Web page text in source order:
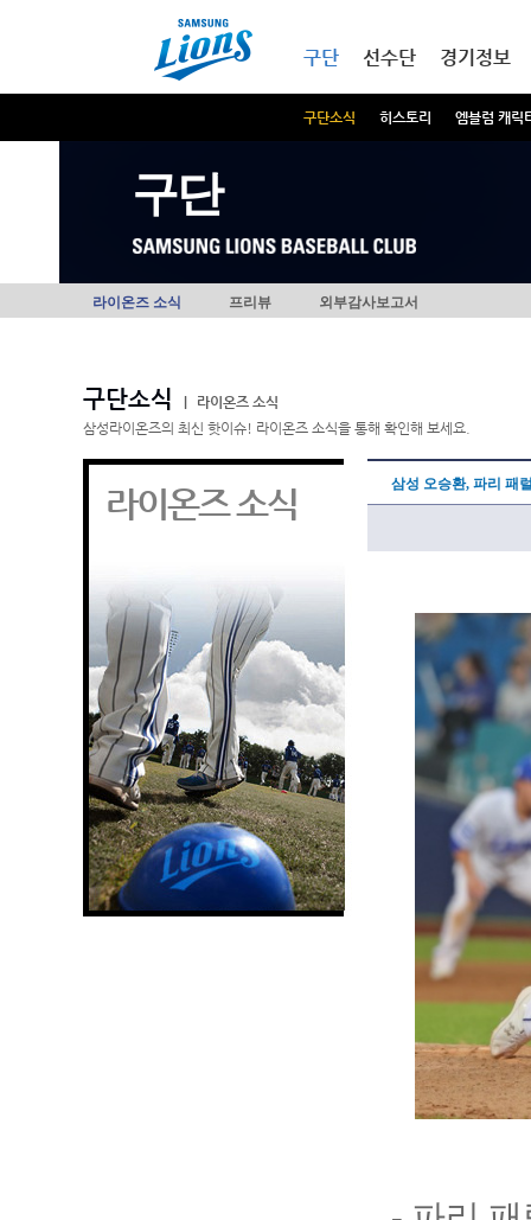
구단
구단소식 히스토리 엠블럼 캐릭
선수단 경기정보
구단
라이온즈 소식 프리뷰 외부감사보고서
구단소식
라이온즈 소식
삼성라이온즈의 최신 핫이슈! 라이온즈 소식을 통해 확인해 보세요.
라이온즈 소식 삼성 오승환, 파리 패